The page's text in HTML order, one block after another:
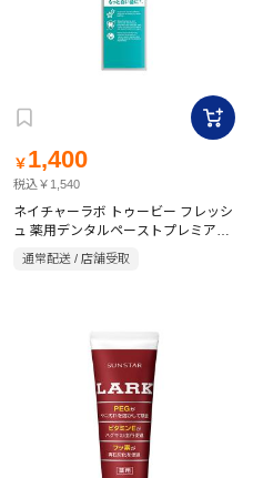
￥ 1,400
税込￥1,540
ネイチャーラボ トゥービー フレッシ
ュ 薬用デンタルペーストプレミアム
通常配送 / 店舗受取